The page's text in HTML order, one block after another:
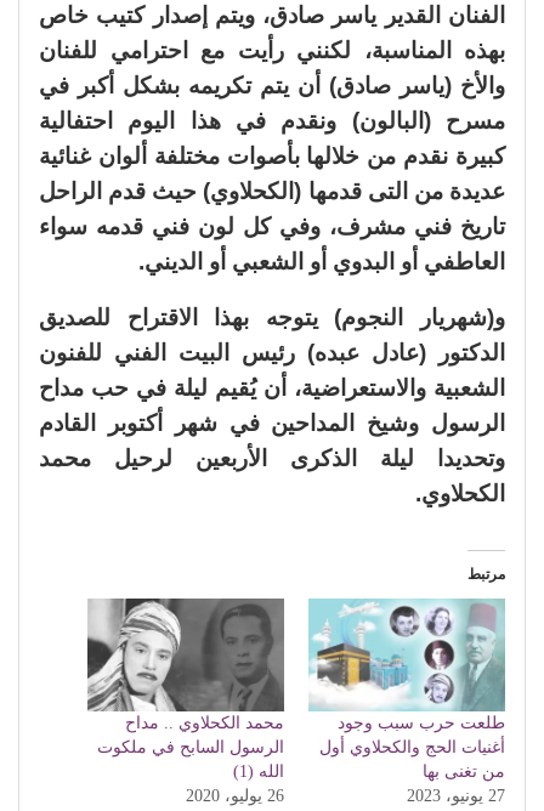
الفنان القدير ياسر صادق، ويتم إصدار كتيب خاص
بهذه المناسبة، لكنني رأيت مع احترامي للفنان
والأخ (ياسر صادق) أن يتم تكريمه بشكل أكبر في
مسرح (البالون) ونقدم في هذا اليوم احتفالية
كبيرة نقدم من خلالها بأصوات مختلفة ألوان غنائية
عديدة من التى قدمها (الكحلاوي) حيث قدم الراحل
تاريخ فني مشرف، وفي كل لون فني قدمه سواء
العاطفي أو البدوي أو الشعبي أو الديني.
و(شهريار النجوم) يتوجه بهذا الاقتراح للصديق
الدكتور (عادل عبده) رئيس البيت الفني للفنون
الشعبية والاستعراضية، أن يُقيم ليلة في حب مداح
الرسول وشيخ المداحين في شهر أكتوبر القادم
وتحديدا ليلة الذكرى الأربعين لرحيل محمد
الكحلاوي.
مرتبط
طلعت حرب سبب وجود
أغنيات الحج والكحلاوي أول
من تغنى بها
27 يونيو، 2023
محمد الكحلاوي .. مداح
الرسول السابح في ملكوت
الله (1)
26 يوليو، 2020